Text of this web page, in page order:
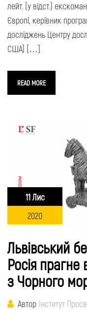
лейт. (у відст.)
Європі, керівник
досліджень Центру
США) […]
READ MORE
11 Лис
2020
Львівський
Росія прагне
з Чорного
Автор Інститут